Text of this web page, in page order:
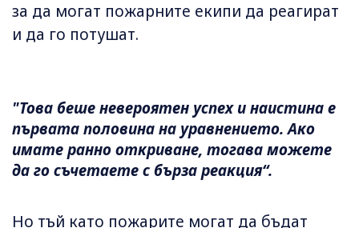
за да могат пожарните екипи да реагират
и да го потушат.
"Това беше невероятен успех и наистина е
първата половина на уравнението. Ако
имате ранно откриване, тогава можете
да го съчетаете с бърза реакция“.
Но тъй като пожарите могат да бъдат